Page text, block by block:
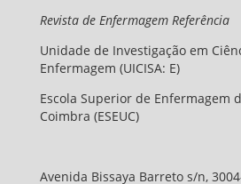
Revista de Enfermagem Referência
Unidade de Investigação em
Enfermagem (UICISA: E)
Escola Superior de Enfermagem
Coimbra (ESEUC)
Avenida Bissaya Barreto s/n,